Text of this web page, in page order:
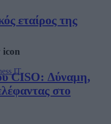
εταίρος της
CISO: Δύναμη,
στο